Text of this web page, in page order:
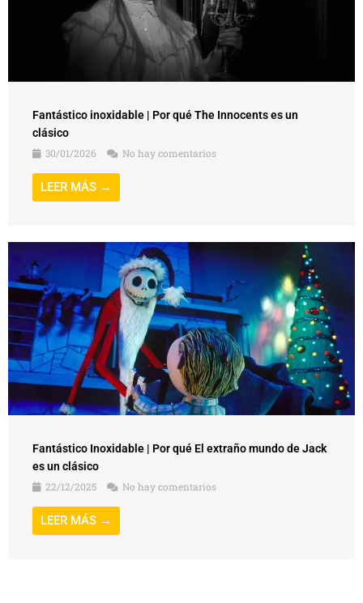
Fantástico inoxidable | Por qué The Innocents es un
clásico
30/01/2026
No hay comentarios
LEER MÁS →
Fantástico Inoxidable | Por qué El extraño mundo de Jack
es un clásico
22/12/2025
No hay comentarios
LEER MÁS →